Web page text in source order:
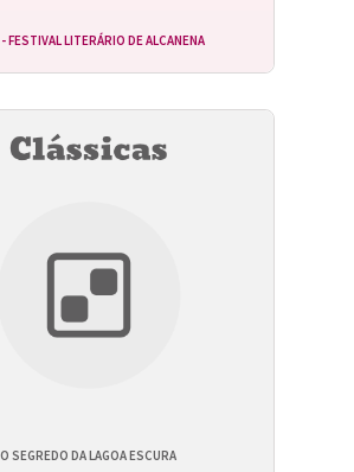
- FESTIVAL LITERÁRIO DE ALCANENA
O SEGREDO DA LAGOA ESCURA